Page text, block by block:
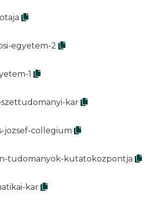
egyetem-2
1
kar
jozsef-collegium
tudomanyok-kutatokozpontja
kar